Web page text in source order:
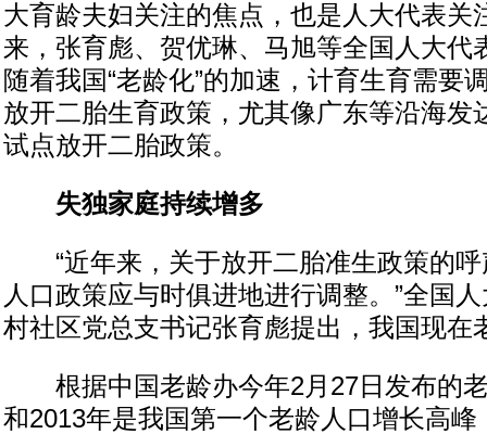
大育龄夫妇关注的焦点，也是人大代表关
来，张育彪、贺优琳、马旭等全国人大代
随着我国“老龄化”的加速，计育生育需要
放开二胎生育政策，尤其像广东等沿海发
试点放开二胎政策。
失独家庭持续增多
“近年来，关于放开二胎准生政策的呼
人口政策应与时俱进地进行调整。”全国
村社区党总支书记张育彪提出，我国现在
根据中国老龄办今年2月27日发布的老
和2013年是我国第一个老龄人口增长高峰